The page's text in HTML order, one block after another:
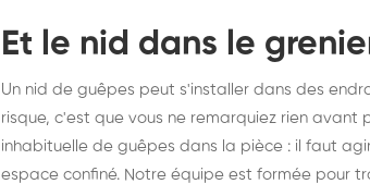
Et le nid dans le
Un nid de guêpes peut s'installer dans des
risque, c'est que vous ne remarquiez rien avant
inhabituelle de guêpes dans la pièce : il faut
espace confiné. Notre équipe est formée pour